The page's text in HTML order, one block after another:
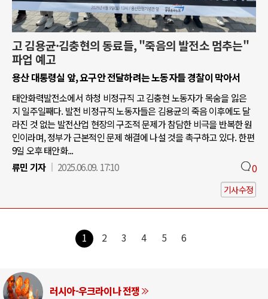
고 김용균·김충현의 동료들, "죽음의 발전소 멈추는"
파업 예고
용산 대통령실 앞, 요구안 전달하려는 노동자들 경찰이 막아서
태안화력발전소에서 하청 비정규직 고 김충현 노동자가 목숨을 잃은
지 일주일째다. 발전 비정규직 노동자들은 김용균의 죽음 이후에도 달
라진 것 없는 발전산업 현장의 구조적 문제가 참담한 비극을 반복한 원
인이라며, 정부가 근본적인 문제 해결에 나설 것을 촉구하고 있다. 한편
9일 오후 태안화...
류민 기자
2025.06.09. 17:10 0
기사수정
1 2 3 4 5 6
러시아-우크라이나 전쟁